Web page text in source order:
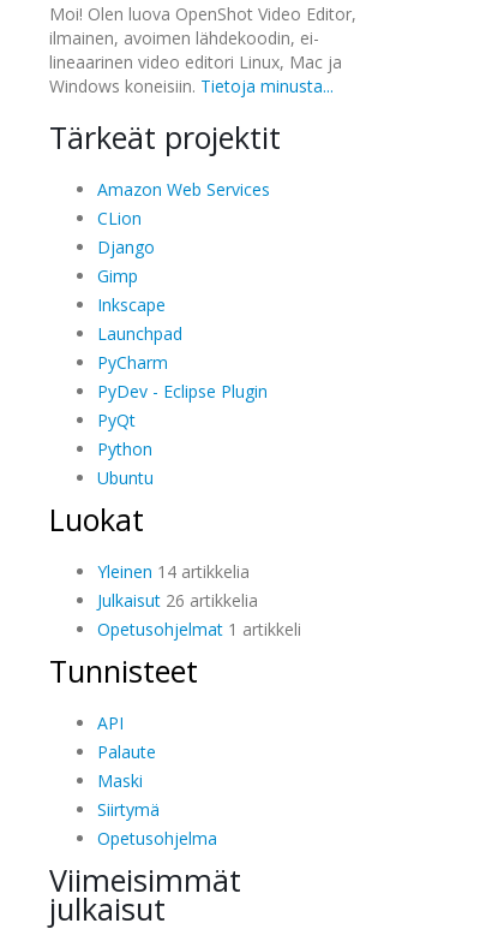
Moi! Olen luova OpenShot Video Editor,
ilmainen, avoimen lähdekoodin, ei-
lineaarinen video editori Linux, Mac ja
Windows koneisiin. Tietoja minusta...
Tärkeät projektit
Amazon Web Services
CLion
Django
Gimp
Inkscape
Launchpad
PyCharm
PyDev - Eclipse Plugin
PyQt
Python
Ubuntu
Luokat
Yleinen 14 artikkelia
Julkaisut26 artikkelia
Opetusohjelmat1 artikkeli
Tunnisteet
API
Palaute
Maski
Siirtymä
Opetusohjelma
Viimeisimmät
julkaisut